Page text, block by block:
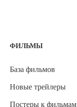
ФИЛЬМЫ
База фильмов
Новые трейлеры
Постеры к фильмам